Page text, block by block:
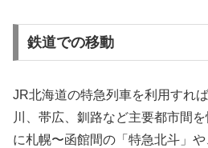
鉄道での移動
JR北海道の特急列車を利用すれ
川、帯広、釧路など主要都市間
に札幌〜函館間の「特急北斗」